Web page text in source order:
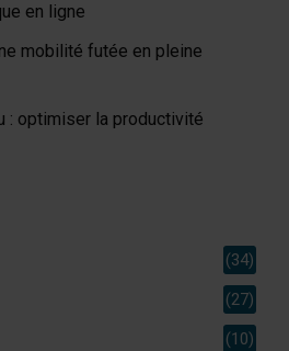
en ligne
mobilité futée en pleine
: optimiser la productivité
(34)
(27)
(10)